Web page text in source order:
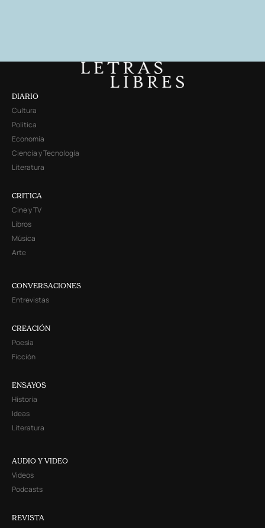
DIARIO
Cultura
Política
Economía
Ciencia y Tecnología
Literatura
CRITICA
Cine y TV
Libros
Música
Arte
CONVERSACIONES
Entrevistas
CREACIÓN
Poesía
Ficción
ENSAYOS
Historia
Ideas
Literatura
AUDIO Y VIDEO
Videos
Podcasts
REVISTA